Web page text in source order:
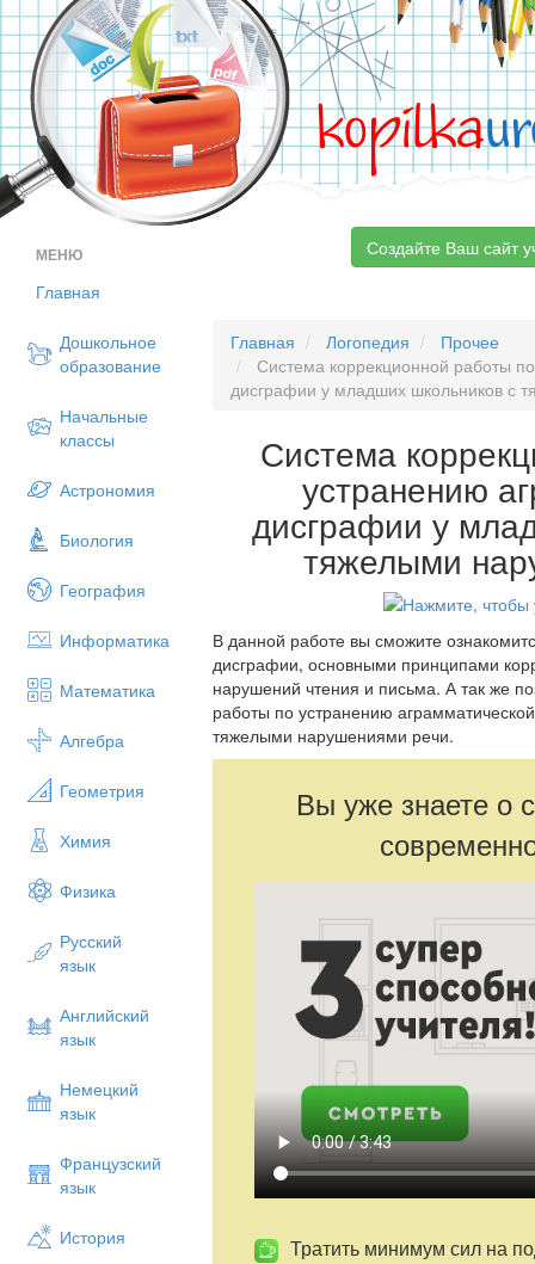
kopilka
МЕНЮ
Главная
Дошкольное
образование
Начальные
классы
Астрономия
Биология
География
Информатика
Математика
Алгебра
Геометрия
Химия
Физика
Русский
язык
Английский
язык
Немецкий
язык
Французский
язык
История
Создайте Ваш сайт
Главная Логопедия
Прочее
Система коррекционной работы
дисграфии у младших школьников с
Система
устранению
дисграфии у
тяжелыми
В данной работе вы сможите
дисграфии, основными принципами
нарушений чтения и письма. А так же
работы по устранению
тяжелыми нарушениями речи.
Вы уже знаете о
Тратить минимум сил на